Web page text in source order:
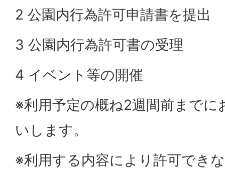
2 公園内行為許可申請書を提出
3 公園内行為許可書の受理
4 イベント等の開催
※利用予定の概ね2週間前までに
いします。
※利用する内容により許可でき